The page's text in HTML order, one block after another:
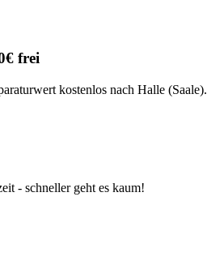
frei
kostenlos nach Halle (Saale).
- schneller geht es kaum!